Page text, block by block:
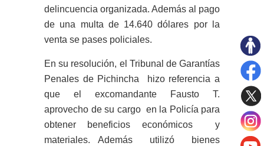
delincuencia organizada. Además al pago
de una multa de 14.640 dólares por la
venta se pases policiales.
En su resolución, el Tribunal de Garantías
Penales de Pichincha hizo referencia a
que el excomandante Fausto T.
aprovecho de su cargo en la Policía para
obtener beneficios económicos y
materiales. Además utilizó bienes